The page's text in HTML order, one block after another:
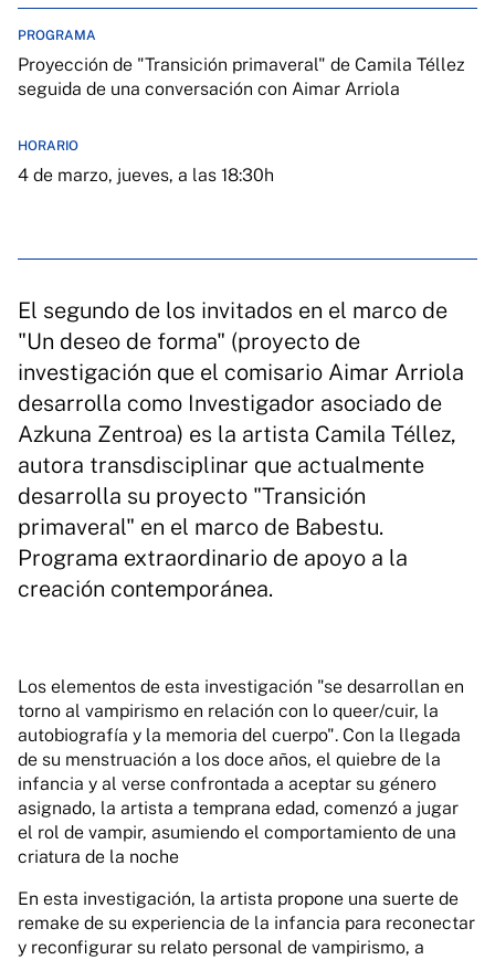
PROGRAMA
Proyección de "Transición primaveral" de Camila Téllez
seguida de una conversación con Aimar Arriola
HORARIO
4 de marzo, jueves, a las 18:30h
El segundo de los invitados en el marco de
"Un deseo de forma" (proyecto de
investigación que el comisario Aimar Arriola
desarrolla como Investigador asociado de
Azkuna Zentroa) es la artista Camila Téllez,
autora transdisciplinar que actualmente
desarrolla su proyecto "Transición
primaveral" en el marco de Babestu.
Programa extraordinario de apoyo a la
creación contemporánea.
Los elementos de esta investigación "se desarrollan en
torno al vampirismo en relación con lo queer/cuir, la
autobiografía y la memoria del cuerpo". Con la llegada
de su menstruación a los doce años, el quiebre de la
infancia y al verse confrontada a aceptar su género
asignado, la artista a temprana edad, comenzó a jugar
el rol de vampir, asumiendo el comportamiento de una
criatura de la noche
En esta investigación, la artista propone una suerte de
remake de su experiencia de la infancia para reconectar
y reconfigurar su relato personal de vampirismo, a